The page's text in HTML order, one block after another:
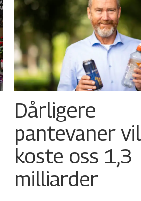
Dårligere
pantevaner vil
koste oss 1,3
milliarder